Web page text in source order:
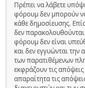
Πρέπει να λάβετε
φόρουμ δεν μπορούν
κάθε δημοσίευσης.
δεν παρακολουθούνται
φόρουμ δεν είναι
και δεν εγγυώνται την
των παρατιθέμενων
εκφράζουν τις
απαραίτητα τις